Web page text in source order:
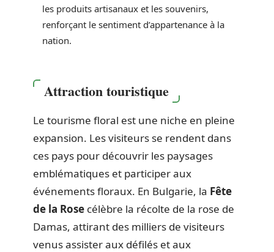
les produits artisanaux et les souvenirs,
renforçant le sentiment d’appartenance à la
nation.
Attraction touristique
Le tourisme floral est une niche en pleine
expansion. Les visiteurs se rendent dans
ces pays pour découvrir les paysages
emblématiques et participer aux
événements floraux. En Bulgarie, la Fête
de la Rose célèbre la récolte de la rose de
Damas, attirant des milliers de visiteurs
venus assister aux défilés et aux